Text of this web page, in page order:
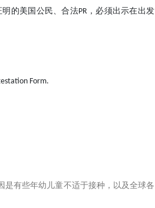
的美国公民、合法PR，必须出示在出发
Form.
是有些年幼儿童不适于接种，以及全球各